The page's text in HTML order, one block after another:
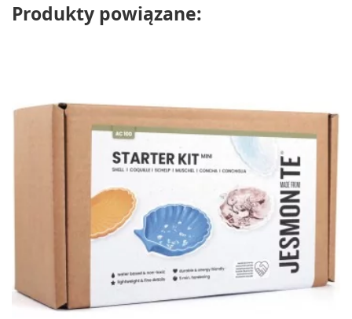
Produkty powiązane: